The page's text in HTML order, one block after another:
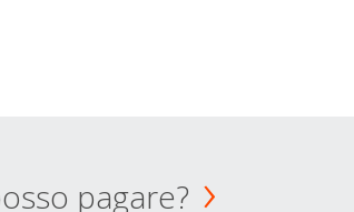
pagare?